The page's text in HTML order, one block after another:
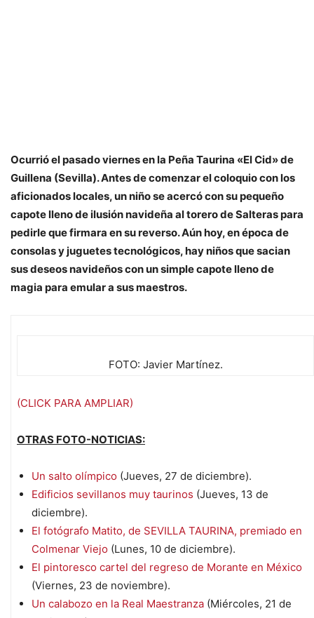
Ocurrió el pasado viernes en la Peña Taurina «El Cid» de
Guillena (Sevilla). Antes de comenzar el coloquio con los
aficionados locales, un niño se acercó con su pequeño
capote lleno de ilusión navideña al torero de Salteras para
pedirle que firmara en su reverso. Aún hoy, en época de
consolas y juguetes tecnológicos, hay niños que sacian
sus deseos navideños con un simple capote lleno de
magia para emular a sus maestros.
FOTO: Javier Martínez.
(CLICK PARA AMPLIAR)
OTRAS FOTO-NOTICIAS:
Un salto olímpico (Jueves, 27 de diciembre).
Edificios sevillanos muy taurinos (Jueves, 13 de
diciembre).
El fotógrafo Matito, de SEVILLA TAURINA, premiado en
Colmenar Viejo (Lunes, 10 de diciembre).
El pintoresco cartel del regreso de Morante en México
(Viernes, 23 de noviembre).
Un calabozo en la Real Maestranza (Miércoles, 21 de